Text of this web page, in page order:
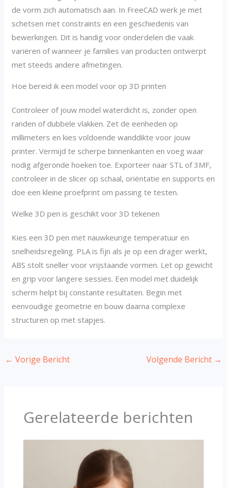
de vorm zich automatisch aan. In FreeCAD werk je met
schetsen met constraints en een geschiedenis van
bewerkingen. Dit is handig voor onderdelen die vaak
variëren of wanneer je families van producten ontwerpt
met steeds andere afmetingen.
Hoe bereid ik een model voor op 3D printen
Controleer of jouw model waterdicht is, zonder open
randen of dubbele vlakken. Zet de eenheden op
millimeters en kies voldoende wanddikte voor jouw
printer. Vermijd te scherpe binnenkanten en voeg waar
nodig afgeronde hoeken toe. Exporteer naar STL of 3MF,
controleer in de slicer op schaal, oriëntatie en supports en
doe een kleine proefprint om passing te testen.
Welke 3D pen is geschikt voor 3D tekenen
Kies een 3D pen met nauwkeurige temperatuur en
snelheidsregeling. PLA is fijn als je op een drager werkt,
ABS stolt sneller voor vrijstaande vormen. Let op gewicht
en grip voor langere sessies. Een model met duidelijk
scherm helpt bij constante resultaten. Begin met
eenvoudige geometrie en bouw daarna complexe
structuren op met stapjes.
← Vorige Bericht Volgende Bericht →
Gerelateerde berichten